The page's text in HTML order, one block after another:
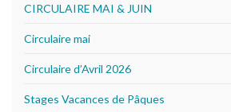
CIRCULAIRE MAI & JUIN
Circulaire mai
Circulaire d’Avril 2026
Stages Vacances de Pâques